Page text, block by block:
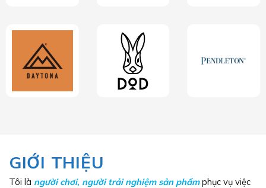
GIỚI THIỆU
Tôi là người chơi, người trải nghiệm sản phẩmphục vụ việc